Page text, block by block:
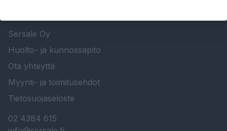
Sersale Oy
Huolto- ja kunnossapito
Ota yhteyttä
Myynti- ja toimitusehdot
Tietosuojaseloste
02 4384 615